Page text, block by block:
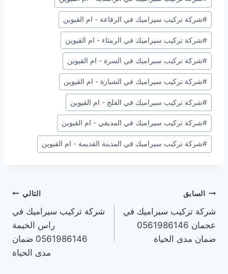
#شركة تركيب سيراميك في الرفاعة - ام القيوين
#شركة تركيب سيراميك في الرمثاء - ام القيوين
#شركة تركيب سيراميك في السرة - ام القيوين
#شركة تركيب سيراميك في الشبارة - ام القيوين
#شركة تركيب سيراميك في الفلج - ام القيوين
#شركة تركيب سيراميك في المديفي - ام القيوين
#شركة تركيب سيراميك في المدينة القديمة - ام القيوين
تصفّح
المقالات
السابق
شركة تركيب سيراميك في
عجمان 0561986146
ضمان مدى الحياة
التالي
شركة تركيب سيراميك في
راس الخيمة
0561986146 ضمان
مدى الحياة